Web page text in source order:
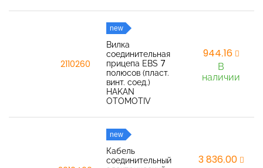
2110260
new
Вилка
соединительная
прицепа EBS 7
полюсов (пласт.
винт. соед.)
HAKAN
OTOMOTIV
944,16
В
наличии
new
Кабель
соединительный
3 836,00